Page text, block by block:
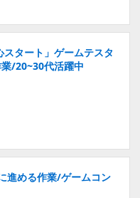
スタート」ゲームテスタ
/20~30代活躍中
進める作業/ゲームコン